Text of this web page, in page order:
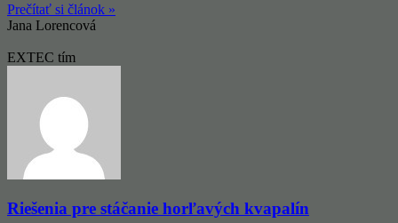
Prečítať si článok »
Jana Lorencová
EXTEC tím
Riešenia pre stáčanie horľavých kvapalín